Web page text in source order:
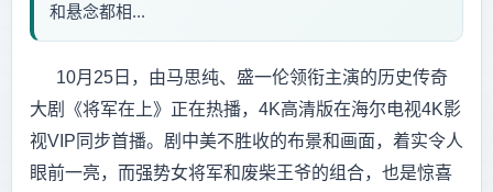
和悬念都相...
10月25日，由马思纯、盛一伦领衔主演的历史传奇
大剧《将军在上》正在热播，4K高清版在海尔电视4K影
视VIP同步首播。剧中美不胜收的布景和画面，着实令人
眼前一亮，而强势女将军和废柴王爷的组合，也是惊喜